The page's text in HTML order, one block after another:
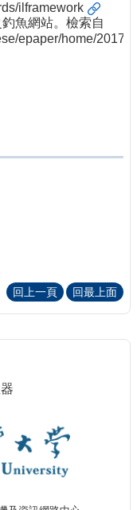
ilframework
魚網站。檢索自
epaper/home/
回上一頁
回最上面